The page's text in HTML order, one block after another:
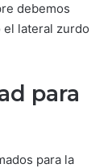
debemos
el lateral zurdo
para
para la